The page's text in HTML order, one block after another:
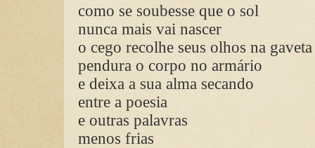
como se soubesse que o sol
nunca mais vai nascer
o cego recolhe seus olhos na gaveta
pendura o corpo no armário
e deixa a sua alma secando
entre a poesia
e outras palavras
menos frias